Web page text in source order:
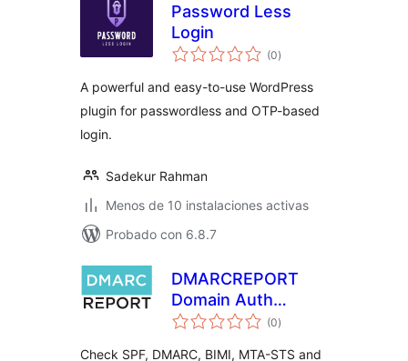
Password Less
Login
(0total
de
)
A powerful and easy-to-use WordPress
plugin for passwordless and OTP-based
login.
Sadekur Rahman
Menos de 10 instalaciones activas
Probado con 6.8.7
DMARCREPORT
Domain Auth
Checker
(0total
de
)
Check SPF, DMARC, BIMI, MTA-STS and